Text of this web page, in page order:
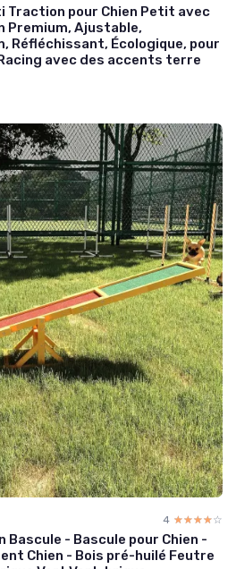
Traction pour Chien Petit avec
Premium, Ajustable,
Réfléchissant, Écologique, pour
avec des accents terre
4 ☆☆☆☆☆
★★★★★
- Bascule pour Chien -
Chien - Bois pré-huilé Feutre